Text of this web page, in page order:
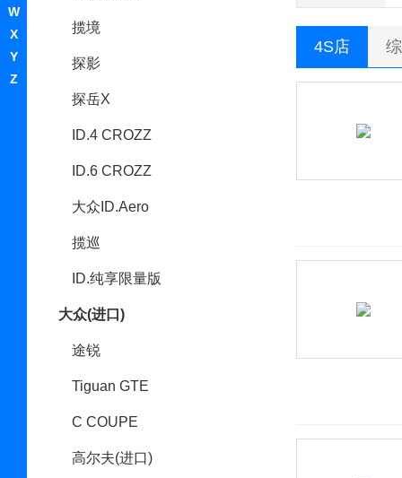
W
X
Y
Z
揽境
探影
探岳X
ID.4 CROZZ
ID.6 CROZZ
大众ID.Aero
揽巡
ID.纯享限量版
大众(进口)
途锐
Tiguan GTE
C COUPE
高尔夫(进口)
4S店